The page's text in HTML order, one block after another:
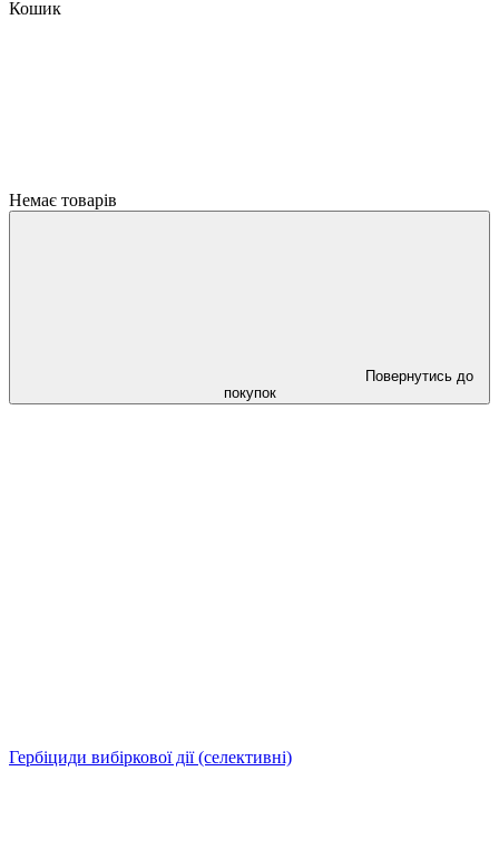
Кошик
Немає товарів
Повернутись до
покупок
Гербіциди вибіркової дії (селективні)